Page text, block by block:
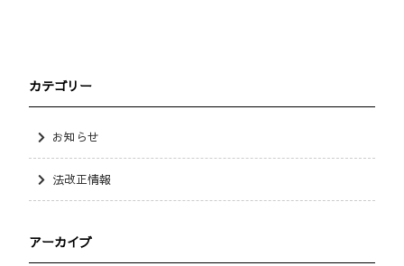
カテゴリー
お知らせ
法改正情報
アーカイブ